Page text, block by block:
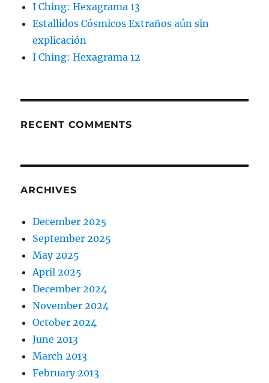
I Ching: Hexagrama 13
Estallidos Cósmicos Extraños aún sin
explicación
I Ching: Hexagrama 12
RECENT COMMENTS
ARCHIVES
December 2025
September 2025
May 2025
April 2025
December 2024
November 2024
October 2024
June 2013
March 2013
February 2013